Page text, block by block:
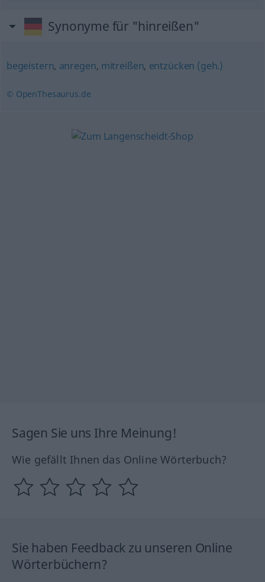
Synonyme für "hinreißen"
begeistern, anregen, mitreißen, entzücken (geh.)
© OpenThesaurus.de
Sagen Sie uns Ihre Meinung!
Wie gefällt Ihnen das Online Wörterbuch?
Sie haben Feedback zu unseren Online
Wörterbüchern?